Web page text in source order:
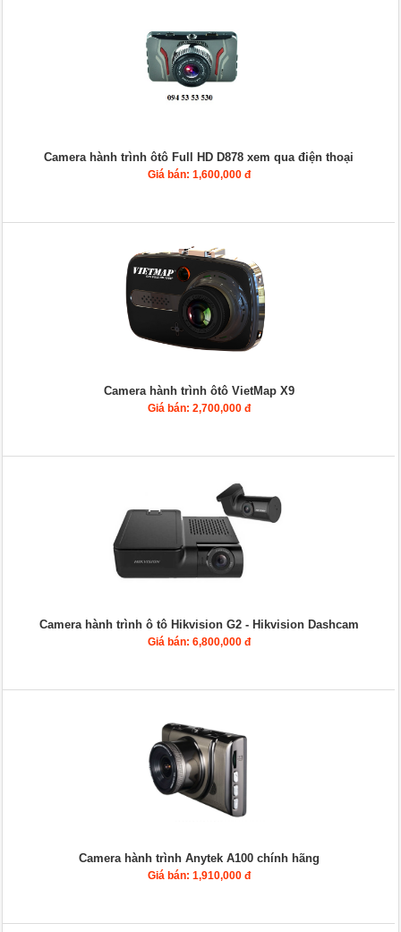
Camera hành trình ôtô Full HD D878 xem qua điện thoại
Giá bán: 1,600,000 đ
Camera hành trình ôtô VietMap X9
Giá bán: 2,700,000 đ
Camera hành trình ô tô Hikvision G2 - Hikvision Dashcam
Giá bán: 6,800,000 đ
Camera hành trình Anytek A100 chính hãng
Giá bán: 1,910,000 đ